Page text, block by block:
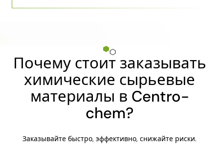
Почему стоит заказывать
химические сырьевые
материалы в Centro-
chem?
Заказывайте быстро, эффективно, снижайте риски.